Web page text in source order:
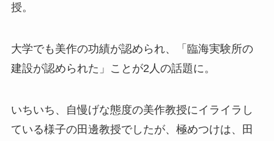
授。
大学でも美作の功績が認められ、
「臨海実験所の
建設が認められた」ことが2人の話題に。
いちいち、自慢げな態度の美作教授にイライラし
ている様子の田邊教授でしたが、極めつけは、田